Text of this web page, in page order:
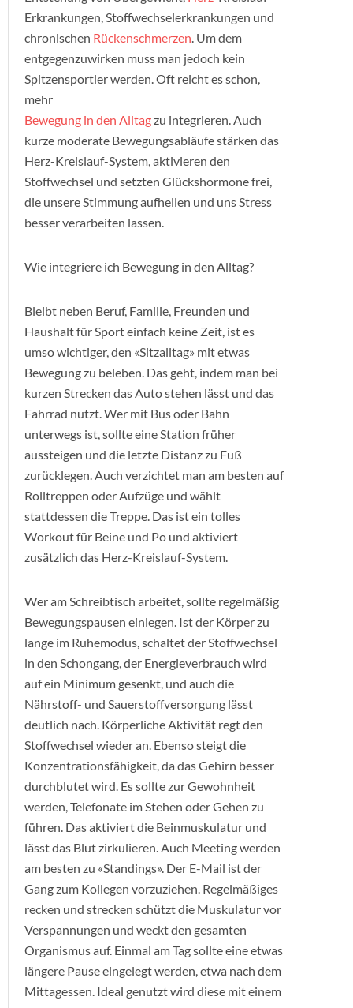
Erkrankungen, Stoffwechselerkrankungen und
chronischen Rückenschmerzen. Um dem
entgegenzuwirken muss man jedoch kein
Spitzensportler werden. Oft reicht es schon,
mehr
Bewegung in den Alltagzu integrieren. Auch
kurze moderate Bewegungsabläufe stärken das
Herz-Kreislauf-System, aktivieren den
Stoffwechsel und setzten Glückshormone frei,
die unsere Stimmung aufhellen und uns Stress
besser verarbeiten lassen.
Wie integriere ich Bewegung in den Alltag?
Bleibt neben Beruf, Familie, Freunden und
Haushalt für Sport einfach keine Zeit, ist es
umso wichtiger, den «Sitzalltag» mit etwas
Bewegung zu beleben. Das geht, indem man bei
kurzen Strecken das Auto stehen lässt und das
Fahrrad nutzt. Wer mit Bus oder Bahn
unterwegs ist, sollte eine Station früher
aussteigen und die letzte Distanz zu Fuß
zurücklegen. Auch verzichtet man am besten auf
Rolltreppen oder Aufzüge und wählt
stattdessen die Treppe. Das ist ein tolles
Workout für Beine und Po und aktiviert
zusätzlich das Herz-Kreislauf-System.
Wer am Schreibtisch arbeitet, sollte regelmäßig
Bewegungspausen einlegen. Ist der Körper zu
lange im Ruhemodus, schaltet der Stoffwechsel
in den Schongang, der Energieverbrauch wird
auf ein Minimum gesenkt, und auch die
Nährstoff- und Sauerstoffversorgung lässt
deutlich nach. Körperliche Aktivität regt den
Stoffwechsel wieder an. Ebenso steigt die
Konzentrationsfähigkeit, da das Gehirn besser
durchblutet wird. Es sollte zur Gewohnheit
werden, Telefonate im Stehen oder Gehen zu
führen. Das aktiviert die Beinmuskulatur und
lässt das Blut zirkulieren. Auch Meeting werden
am besten zu «Standings». Der E-Mail ist der
Gang zum Kollegen vorzuziehen. Regelmäßiges
recken und strecken schützt die Muskulatur vor
Verspannungen und weckt den gesamten
Organismus auf. Einmal am Tag sollte eine etwas
längere Pause eingelegt werden, etwa nach dem
Mittagessen. Ideal genutzt wird diese mit einem